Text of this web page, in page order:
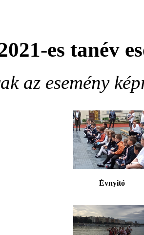
es tanév
az esemény
Évnyitó